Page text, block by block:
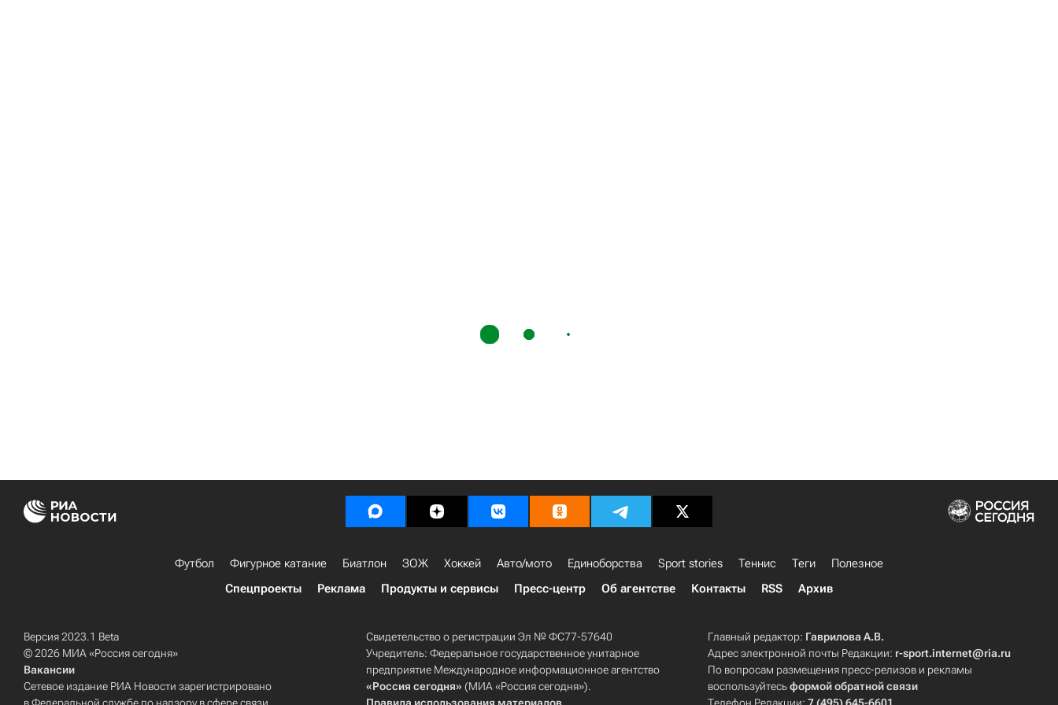
Футбол Фигурное катание Биатлон ЗОЖ Хоккей Авто/мото Единоборства Sport stories Теннис Теги
Полезное
Спецпроекты
Реклама Продукты и сервисы Пресс-центр Об агентстве Контакты RSS Архив
Версия 2023.1 Beta
© 2026 МИА «Россия сегодня»
Вакансии
Сетевое издание РИА Новости зарегистрировано
Свидетельство о регистрации Эл № ФС77-57640
Учредитель: Федеральное государственное унитарное
предприятие Международное информационное агентство
«Россия сегодня» (МИА «Россия сегодня»).
Главный редактор: Гаврилова А.В.
Адрес электронной почты Редакции: r-sport.internet@ria.ru
По вопросам размещения пресс-релизов и рекламы
воспользуйтесьформой обратной связи